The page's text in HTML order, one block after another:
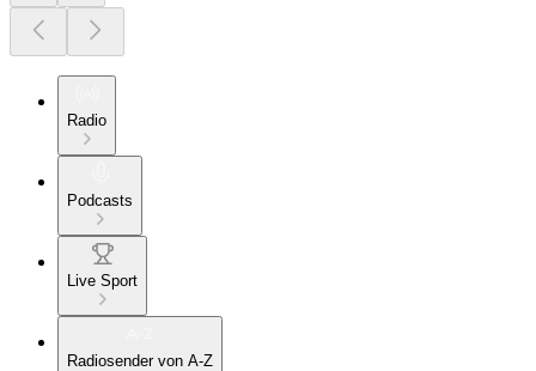
Radio
Podcasts
Live Sport
Radiosender von A-Z